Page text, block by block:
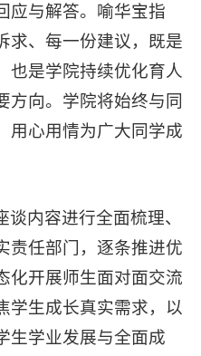
应与解答。喻华宝指
求、每一份建议，既是
也是学院持续优化育人
方向。学院将始终与同
用心用情为广大同学成
内容进行全面梳理、
责任部门，逐条推进优
化开展师生面对面交流
学生成长真实需求，以
生学业发展与全面成